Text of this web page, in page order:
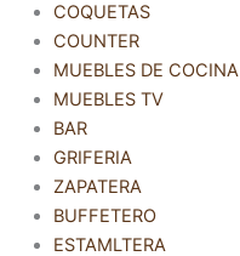
COQUETAS
COUNTER
MUEBLES DE COCINA
MUEBLES TV
BAR
GRIFERIA
ZAPATERA
BUFFETERO
ESTAMLTERA